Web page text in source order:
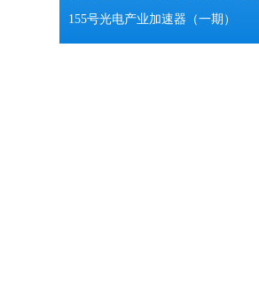
155号光电产业加速器（一期）